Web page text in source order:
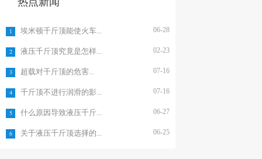
06-28
1 埃米顿千斤顶能使火车...
02-23
2 液压千斤顶究竟是怎样...
07-16
3 超载对千斤顶的危害...
07-16
4 千斤顶不进行润滑的影...
06-27
5 什么原因导致液压千斤...
06-25
6 关于液压千斤顶选择的...